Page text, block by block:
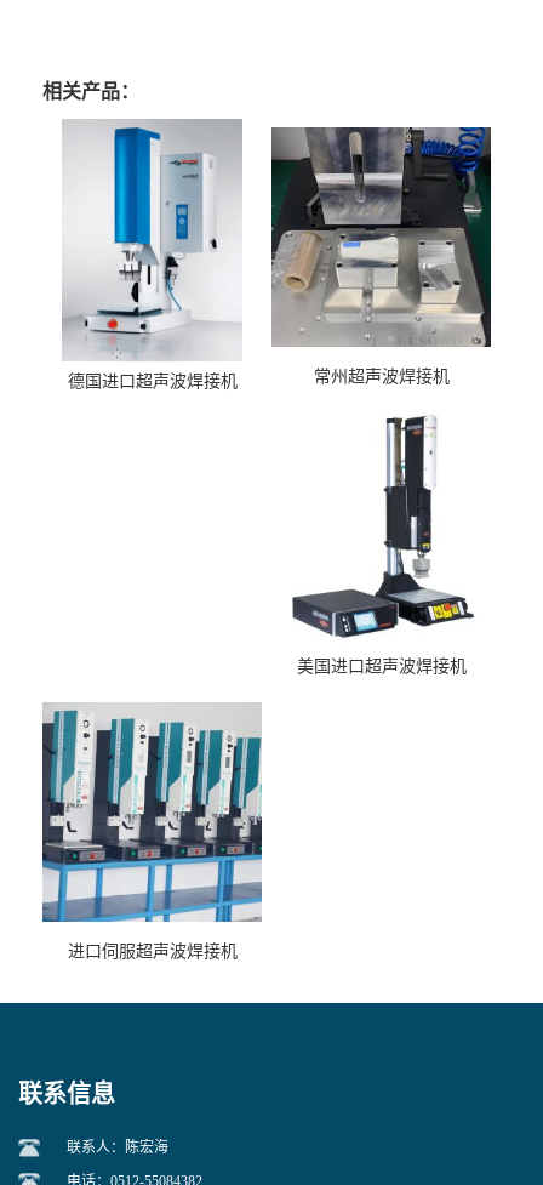
相关产品：
德国进口超声波焊接机 常州超声波焊接机
美国进口超声波焊接机
进口伺服超声波焊接机
联系信息
联系人：陈宏海
电话：0512-55084382